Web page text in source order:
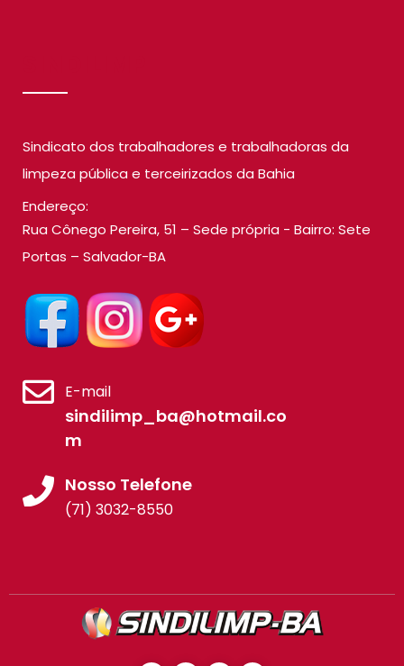
Sindicato dos trabalhadores e trabalhadoras da
limpeza pública e terceirizados da Bahia
Endereço:
Rua Cônego Pereira, 51 – Sede própria - Bairro: Sete
Portas – Salvador-BA
E-mail
sindilimp_ba@hotmail.co
m
Nosso Telefone
(71) 3032-8550